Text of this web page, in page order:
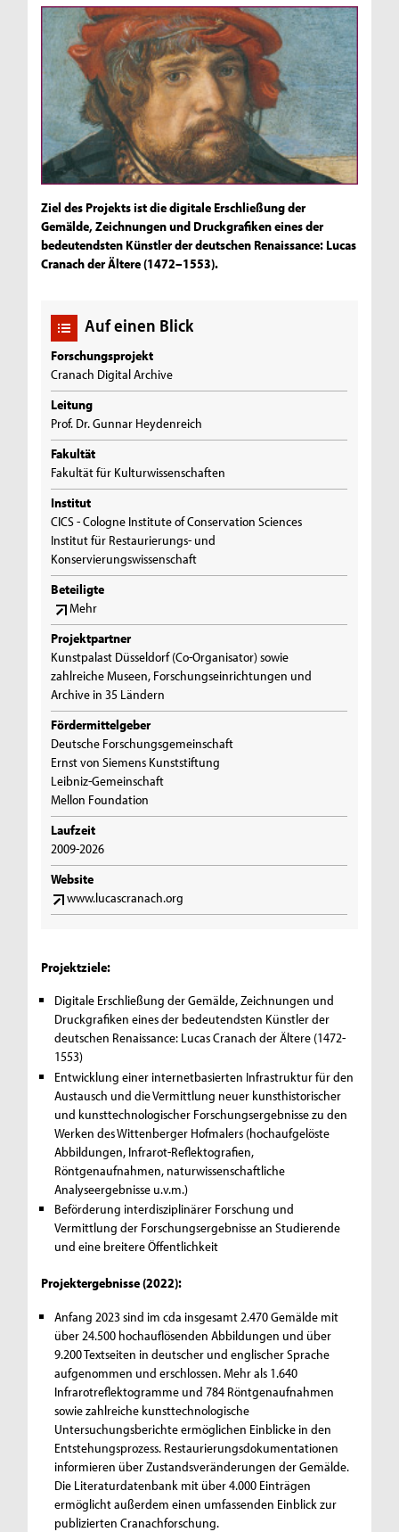
Ziel des Projekts ist die digitale Erschließung der
Gemälde, Zeichnungen und Druckgrafiken eines der
bedeutendsten Künstler der deutschen Renaissance: Lucas
Cranach der Ältere (1472–1553).
Auf einen Blick
Forschungsprojekt
Cranach Digital Archive
Leitung
Prof. Dr. Gunnar Heydenreich
Fakultät
Fakultät für Kulturwissenschaften
Institut
CICS - Cologne Institute of Conservation Sciences
Institut für Restaurierungs- und
Konservierungswissenschaft
Beteiligte
Mehr
Projektpartner
Kunstpalast Düsseldorf (Co-Organisator) sowie
zahlreiche Museen, Forschungseinrichtungen und
Archive in 35 Ländern
Fördermittelgeber
Deutsche Forschungsgemeinschaft
Ernst von Siemens Kunststiftung
Leibniz-Gemeinschaft
Mellon Foundation
Laufzeit
2009-2026
Website
www.lucascranach.org
Projektziele:
Digitale Erschließung der Gemälde, Zeichnungen und
Druckgrafiken eines der bedeutendsten Künstler der
deutschen Renaissance: Lucas Cranach der Ältere (1472-
1553)
Entwicklung einer internetbasierten Infrastruktur für den
Austausch und die Vermittlung neuer kunsthistorischer
und kunsttechnologischer Forschungsergebnisse zu den
Werken des Wittenberger Hofmalers (hochaufgelöste
Abbildungen, Infrarot-Reflektografien,
Röntgenaufnahmen, naturwissenschaftliche
Analyseergebnisse u.v.m.)
Beförderung interdisziplinärer Forschung und
Vermittlung der Forschungsergebnisse an Studierende
und eine breitere Öffentlichkeit
Projektergebnisse (2022):
Anfang 2023 sind im cda insgesamt 2.470 Gemälde mit
über 24.500 hochauflösenden Abbildungen und über
9.200 Textseiten in deutscher und englischer Sprache
aufgenommen und erschlossen. Mehr als 1.640
Infrarotreflektogramme und 784 Röntgenaufnahmen
sowie zahlreiche kunsttechnologische
Untersuchungsberichte ermöglichen Einblicke in den
Entstehungsprozess. Restaurierungsdokumentationen
informieren über Zustandsveränderungen der Gemälde.
Die Literaturdatenbank mit über 4.000 Einträgen
ermöglicht außerdem einen umfassenden Einblick zur
publizierten Cranachforschung.